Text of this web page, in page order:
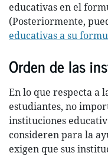
educativas en el
(Posteriormente,
educativas a su
Orden de las
En lo que respecta a
estudiantes, no
instituciones
consideren para la
exigen que sus